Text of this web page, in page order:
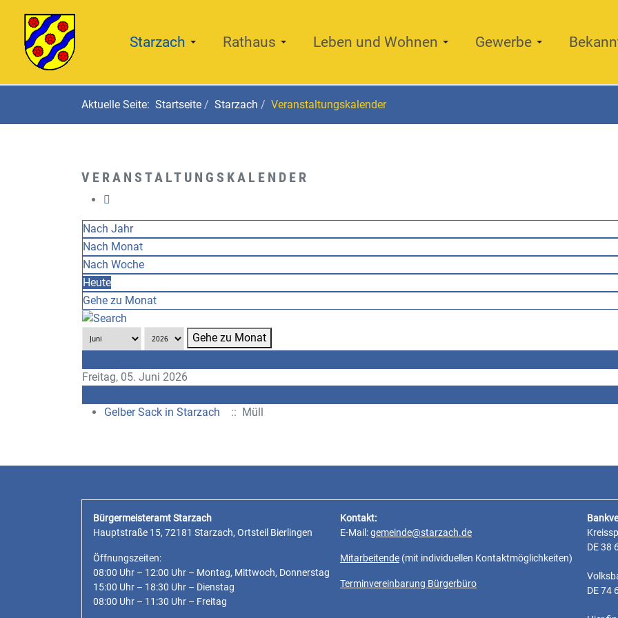
Starzach Rathaus Leben und Wohnen Gewerbe
Aktuelle Seite: Startseite Starzach Veranstaltungskalender
VERANSTALTUNGSKALENDER
Nach Jahr
Nach Monat
Nach Woche
Heute
Gehe zu Monat
Gehe zu Monat
Freitag, 05. Juni 2026
Gelber Sack in Starzach
:: Müll
Bürgermeisteramt Starzach
Hauptstraße 15, 72181 Starzach, Ortsteil Bierlingen
Öffnungszeiten:
08:00 Uhr – 12:00 Uhr – Montag, Mittwoch, Donnerstag
15:00 Uhr – 18:30 Uhr – Dienstag
08:00 Uhr – 11:30 Uhr – Freitag
Kontakt:
E-Mail:gemeinde@starzach.de
Mitarbeitende (mit individuellen Kontaktmöglichkeiten)
Terminvereinbarung Bürgerbüro
DE 38
DE 74